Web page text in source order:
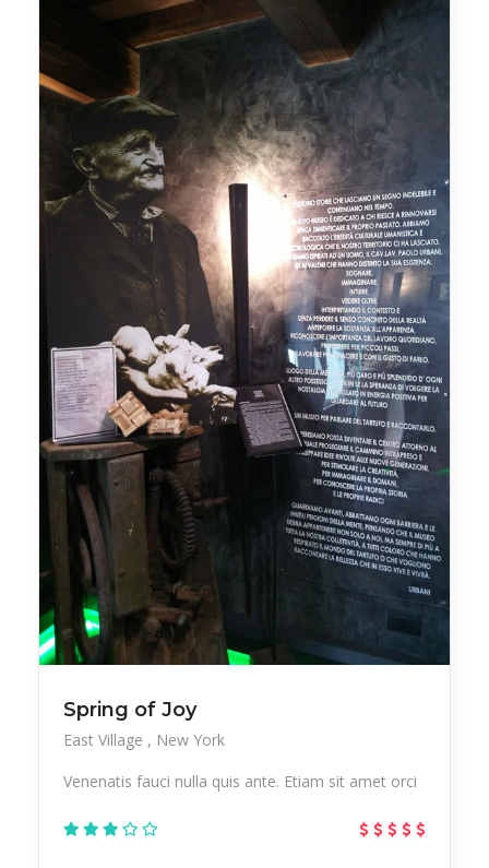
Spring of Joy
East Village
New York
Venenatis fauci nulla quis ante. Etiam sit amet orci